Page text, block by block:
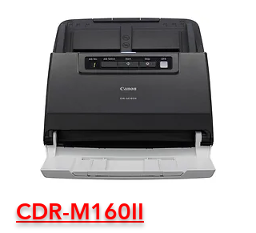
CDR-M160II